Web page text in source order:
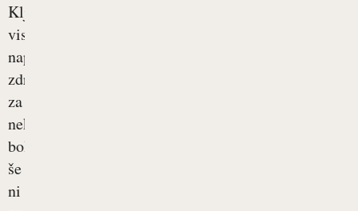
Kljub
visoko
naprednemu
zdravstvu
za
nekatere
bolezni
še
ni